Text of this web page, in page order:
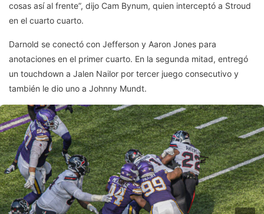
cosas así al frente”, dijo Cam Bynum, quien interceptó a Stroud
en el cuarto cuarto.
Darnold se conectó con Jefferson y Aaron Jones para
anotaciones en el primer cuarto. En la segunda mitad, entregó
un touchdown a Jalen Nailor por tercer juego consecutivo y
también le dio uno a Johnny Mundt.